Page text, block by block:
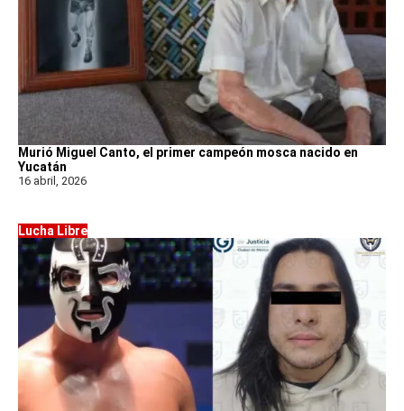
Murió Miguel Canto, el primer campeón mosca nacido en
Yucatán
16 abril, 2026
Lucha Libre